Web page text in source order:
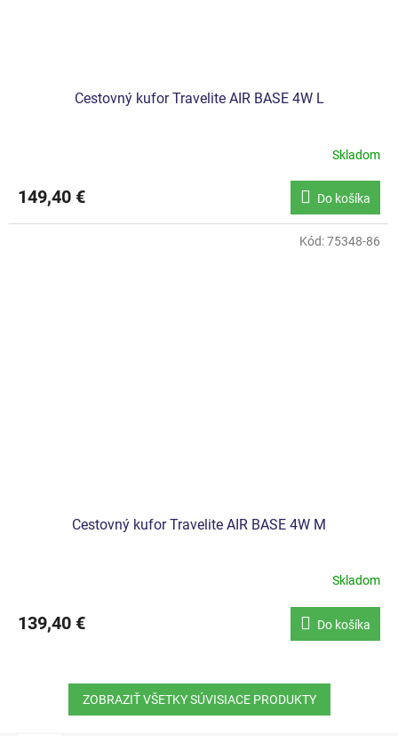
Cestovný kufor Travelite AIR BASE 4W L
Skladom
149,40 € Do košíka
Cestovný kufor Travelite AIR BASE 4W M
Skladom
139,40 € Do košíka
Kód:75348-86
ZOBRAZIŤ VŠETKY SÚVISIACE PRODUKTY